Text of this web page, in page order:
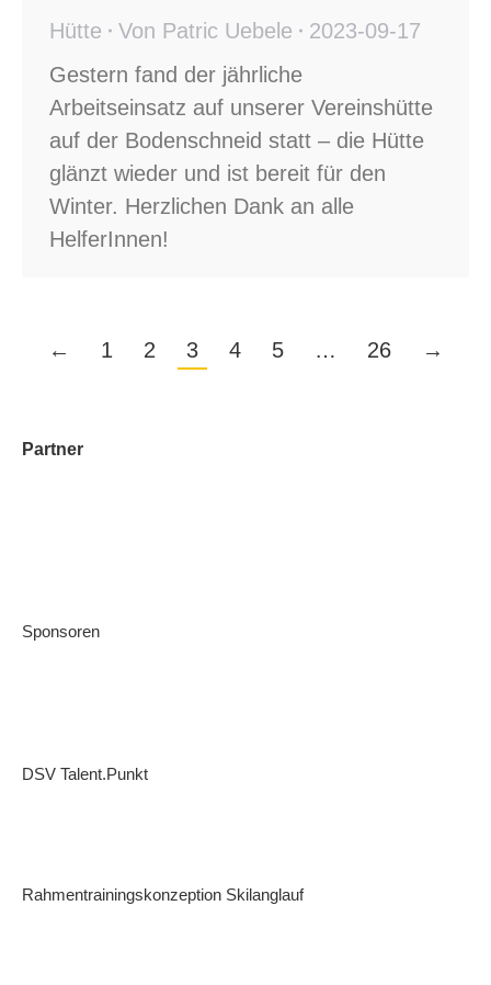
Hütte
Von Patric Uebele
2023-09-17
Gestern fand der jährliche
Arbeitseinsatz auf unserer Vereinshütte
auf der Bodenschneid statt – die Hütte
glänzt wieder und ist bereit für den
Winter. Herzlichen Dank an alle
HelferInnen!
← 1 2 3 4 5 … 26 →
Partner
Sponsoren
DSV Talent.Punkt
Rahmentrainingskonzeption Skilanglauf